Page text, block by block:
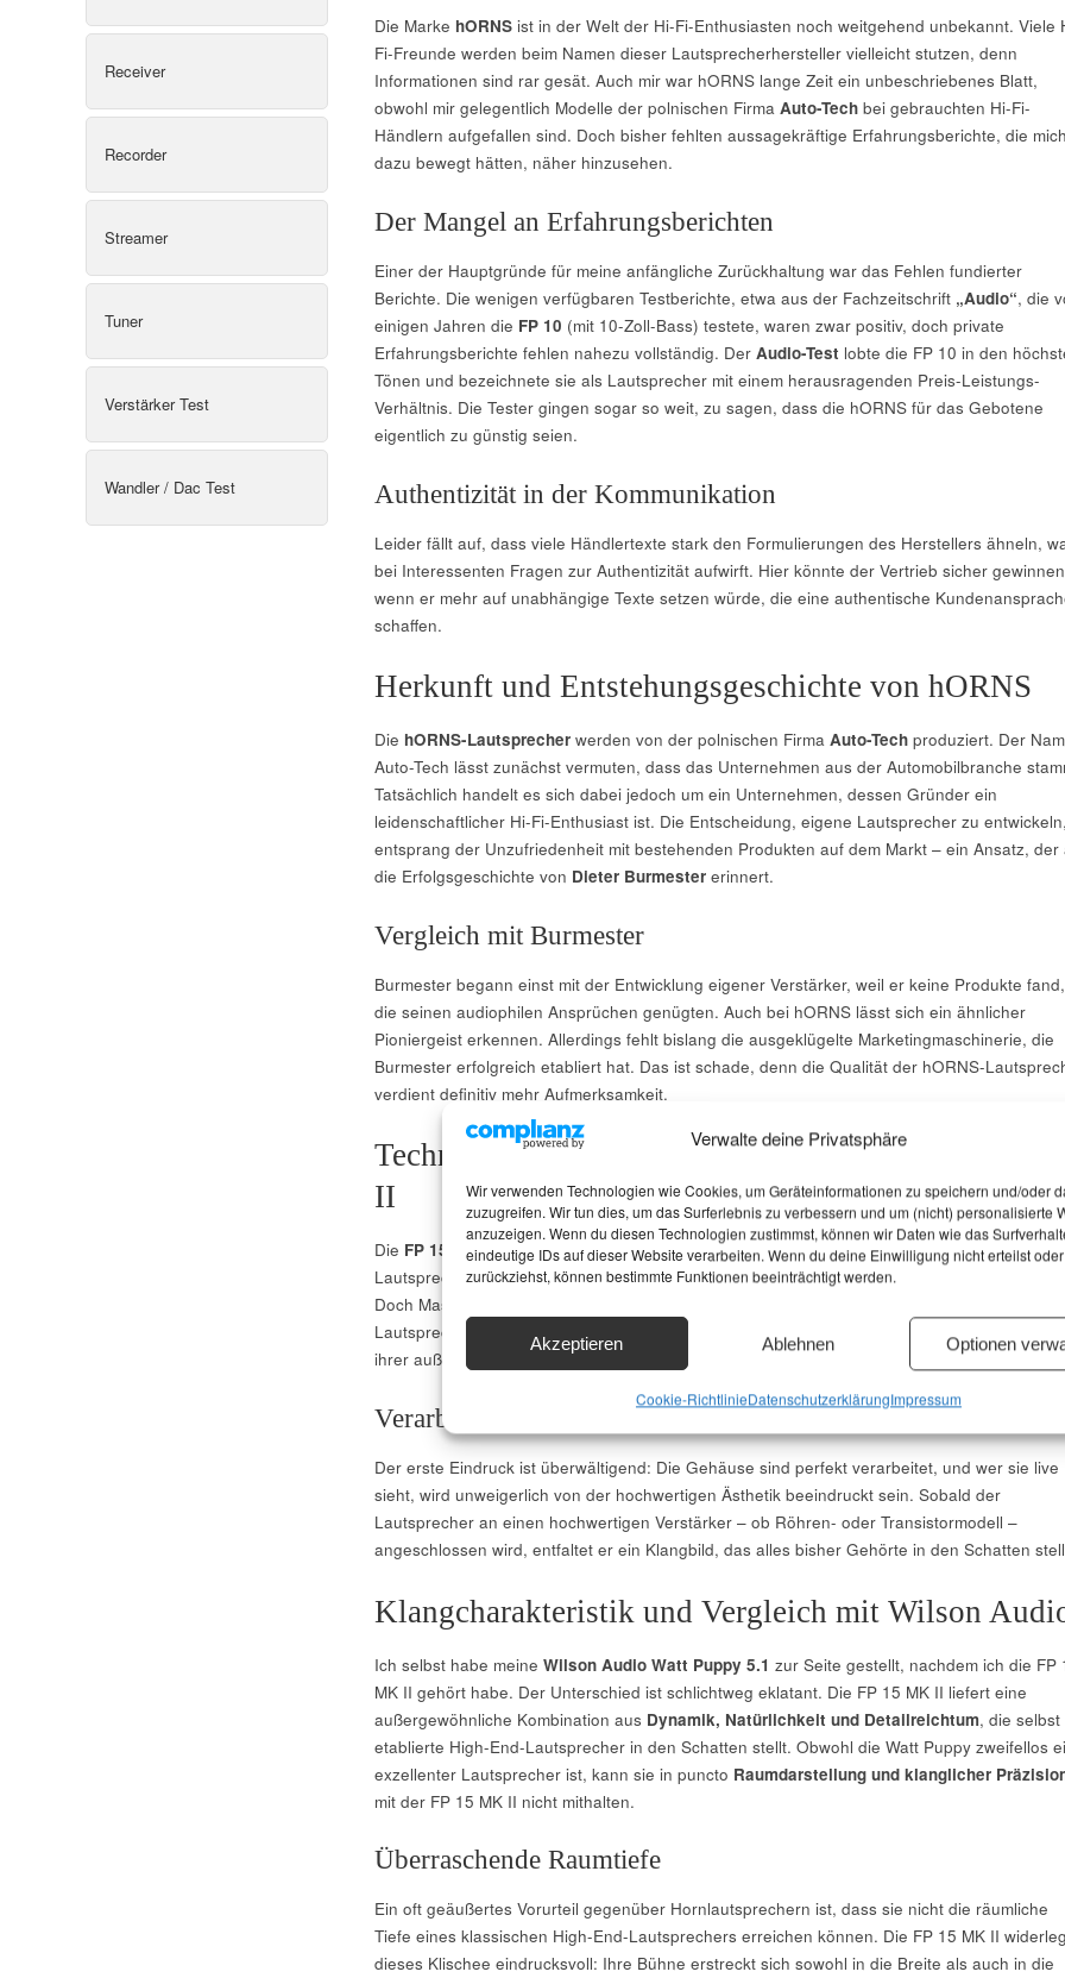
Verwalte deine Privatsphäre
Wir verwenden Technologien wie Cookies, um Geräteinformationen zu speichern und/oder
zuzugreifen. Wir tun dies, um das Surferlebnis zu verbessern und um (nicht) personalisierte
anzuzeigen. Wenn du diesen Technologien zustimmst, können wir Daten wie das
eindeutige IDs auf dieser Website verarbeiten. Wenn du deine Einwilligung nicht erteilst oder
zurückziehst, können bestimmte Funktionen beeinträchtigt werden.
Akzeptieren Ablehnen Optionen
Cookie-RichtlinieDatenschutzerklärungImpressum
Receiver
Recorder
Streamer
Tuner
Verstärker Test
Wandler / Dac Test
Die Marke hORNSist in der Welt der Hi-Fi-Enthusiasten noch weitgehend unbekannt. Viele
Fi-Freunde werden beim Namen dieser Lautsprecherhersteller vielleicht stutzen, denn
Informationen sind rar gesät. Auch mir war hORNS lange Zeit ein unbeschriebenes Blatt,
obwohl mir gelegentlich Modelle der polnischen Firma Auto-Techbei gebrauchten Hi-Fi-
Händlern aufgefallen sind. Doch bisher fehlten aussagekräftige Erfahrungsberichte, die mich
dazu bewegt hätten, näher hinzusehen.
Der Mangel an Erfahrungsberichten
Einer der Hauptgründe für meine anfängliche Zurückhaltung war das Fehlen fundierter
Berichte. Die wenigen verfügbaren Testberichte, etwa aus der Fachzeitschrift „Audio“, die
einigen Jahren die FP 10 (mit 10-Zoll-Bass) testete, waren zwar positiv, doch private
Erfahrungsberichte fehlen nahezu vollständig. Der Audio-Test lobte die FP 10 in den
Tönen und bezeichnete sie als Lautsprecher mit einem herausragenden Preis-Leistungs-
Verhältnis. Die Tester gingen sogar so weit, zu sagen, dass die hORNS für das Gebotene
eigentlich zu günstig seien.
Authentizität in der Kommunikation
Leider fällt auf, dass viele Händlertexte stark den Formulierungen des Herstellers ähneln,
bei Interessenten Fragen zur Authentizität aufwirft. Hier könnte der Vertrieb sicher
wenn er mehr auf unabhängige Texte setzen würde, die eine authentische
schaffen.
Herkunft und Entstehungsgeschichte von hORNS
Die hORNS-Lautsprecherwerden von der polnischen Firma Auto-Techproduziert. Der
Auto-Tech lässt zunächst vermuten, dass das Unternehmen aus der Automobilbranche
Tatsächlich handelt es sich dabei jedoch um ein Unternehmen, dessen Gründer ein
leidenschaftlicher Hi-Fi-Enthusiast ist. Die Entscheidung, eigene Lautsprecher zu entwickeln,
entsprang der Unzufriedenheit mit bestehenden Produkten auf dem Markt – ein Ansatz, der
die Erfolgsgeschichte von Dieter Burmestererinnert.
Vergleich mit Burmester
Burmester begann einst mit der Entwicklung eigener Verstärker, weil er keine Produkte fand,
die seinen audiophilen Ansprüchen genügten. Auch bei hORNS lässt sich ein ähnlicher
Pioniergeist erkennen. Allerdings fehlt bislang die ausgeklügelte Marketingmaschinerie, die
Burmester erfolgreich etabliert hat. Das ist schade, denn die Qualität der hORNS-
verdient definitiv mehr Aufmerksamkeit.
Technische Details und Klangqualität der FP 15 MK
II
Die FP 15 MK IIist ein beeindruckendes Modell, das mit einem Gewicht von 50 kg pro
Lautsprecher und einem 15-Zoll-Bass-Chassis sowie einem Hornhochtöner ausgestattet ist.
Doch Masse und technische Komponenten allein machen noch keinen herausragenden
Lautsprecher. Die wahre Stärke der FP 15 MK II liegt in ihrer makellosen Verarbeitung und
ihrer außergewöhnlichen Klangqualität.
Verarbeitung und Design
Der erste Eindruck ist überwältigend: Die Gehäuse sind perfekt verarbeitet, und wer sie live
sieht, wird unweigerlich von der hochwertigen Ästhetik beeindruckt sein. Sobald der
Lautsprecher an einen hochwertigen Verstärker – ob Röhren- oder Transistormodell –
angeschlossen wird, entfaltet er ein Klangbild, das alles bisher Gehörte in den Schatten
Klangcharakteristik und Vergleich mit Wilson
Ich selbst habe meine Wilson Audio Watt Puppy 5.1 zur Seite gestellt, nachdem ich die FP
MK II gehört habe. Der Unterschied ist schlichtweg eklatant. Die FP 15 MK II liefert eine
außergewöhnliche Kombination aus Dynamik, Natürlichkeit und Detailreichtum, die selbst
etablierte High-End-Lautsprecher in den Schatten stellt. Obwohl die Watt Puppy zweifellos
exzellenter Lautsprecher ist, kann sie in puncto Raumdarstellung und klanglicher
mit der FP 15 MK II nicht mithalten.
Überraschende Raumtiefe
Ein oft geäußertes Vorurteil gegenüber Hornlautsprechern ist, dass sie nicht die räumliche
Tiefe eines klassischen High-End-Lautsprechers erreichen können. Die FP 15 MK II
dieses Klischee eindrucksvoll: Ihre Bühne erstreckt sich sowohl in die Breite als auch in die